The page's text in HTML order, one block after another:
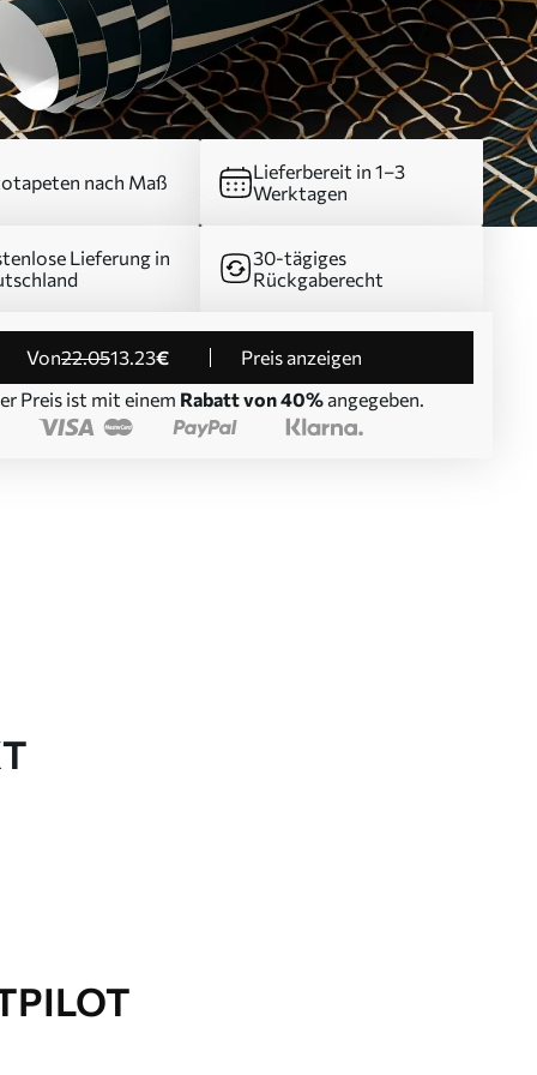
nach Maß
Lieferbereit in 1–3
Werktagen
Lieferung in
30-tägiges
Rückgaberecht
von22.0513.23€
Preis anzeigen
Preis ist mit einem Rabatt von 40% angegeben.